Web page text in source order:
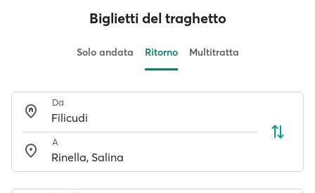
Biglietti del traghetto
Solo andata Ritorno Multitratta
Da
A